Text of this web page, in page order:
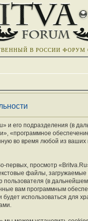
В РОССИИ ФОРУМ
и его подразделения (в
«программное
во время любой из
просмотр
файлы,
(в
вам программным
использоваться для